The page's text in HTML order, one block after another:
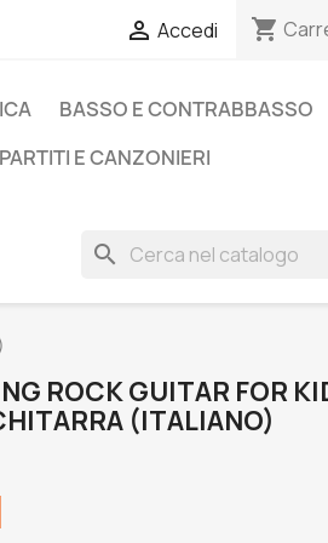
 Accedi shopping_cart
BASSO E CONTRABBASSO
E CANZONIERI
search
ROCK GUITAR FOR
(ITALIANO)